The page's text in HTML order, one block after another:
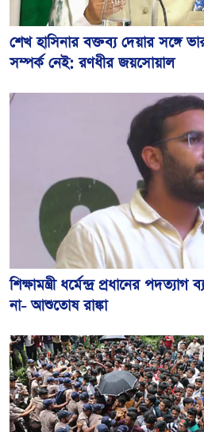
শেখ হাসিনার বক্তব্য দেয়ার সঙ্গে
সম্পর্ক নেই: রণধীর জয়সোয়াল
শিক্ষামন্ত্রী ধর্মেন্দ্র প্রধানের
না- আশুতোষ রাঙ্কা